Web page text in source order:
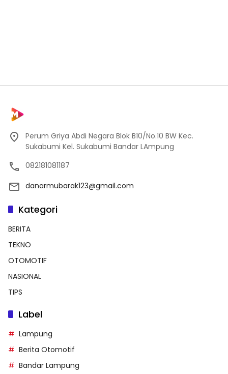
Perum Griya Abdi Negara Blok B10/No.10 BW Kec.
Sukabumi Kel. Sukabumi Bandar LAmpung
082181081187
danarmubarak123@gmail.com
Kategori
BERITA
TEKNO
OTOMOTIF
NASIONAL
TIPS
Label
Lampung
Berita Otomotif
Bandar Lampung